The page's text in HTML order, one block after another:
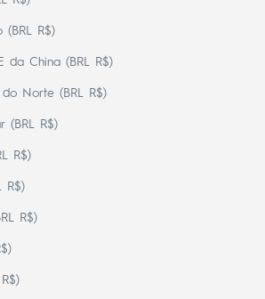
(BRL R$)
da China (BRL R$)
Norte (BRL R$)
(BRL R$)
R$)
R$)
R$)